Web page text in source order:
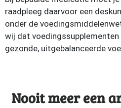
raadpleeg daarvoor een
onder de
wij dat
gezonde, uitgebalanceerde
Nooit meer een